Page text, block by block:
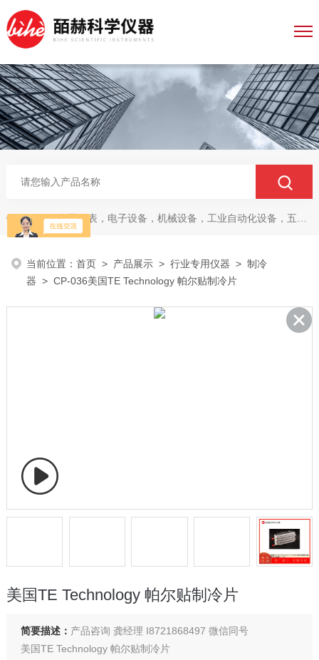
热门关键词：仪器仪表，电子设备，机械设备，工业自动化设备，五金产品，电线电缆，金属材料，电子
当前位置：首页 > 产品展示 >行业专用仪器 >制冷
器 > CP-036美国TE Technology 帕尔贴制冷片
美国TE Technology 帕尔贴制冷片
简要描述： 产品咨询 龚经理 I8721868497 微信同号
美国TE Technology 帕尔贴制冷片